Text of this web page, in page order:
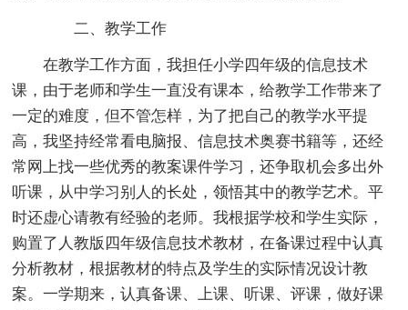
二、教学工作
在教学工作方面，我担任小学四年级的信息技术
课，由于老师和学生一直没有课本，给教学工作带来了
一定的难度，但不管怎样，为了把自己的教学水平提
高，我坚持经常看电脑报、信息技术奥赛书籍等，还经
常网上找一些优秀的教案课件学习，还争取机会多出外
听课，从中学习别人的长处，领悟其中的教学艺术。平
时还虚心请教有经验的老师。我根据学校和学生实际，
购置了人教版四年级信息技术教材，在备课过程中认真
分析教材，根据教材的特点及学生的实际情况设计教
案。一学期来，认真备课、上课、听课、评课，做好课